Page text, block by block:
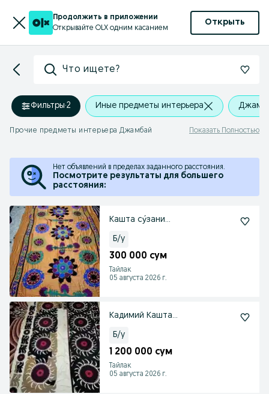
Продолжить в приложении
Открывайте OLX одним касанием
Открыть
Что ищете?
Фильтры·2 Иные предметы интерьера
Прочие предметы интерьера Джамбай Показать Полностью
Нет объявлений в пределах заданного расстояния.
Посмотрите результаты для большего
расстояния:
Кашта су́зани...
Б/у
300 000 сум
Тайлак
05 августа 2026 г.
Кадимий Кашта...
Б/у
1 200 000 сум
Тайлак
05 августа 2026 г.